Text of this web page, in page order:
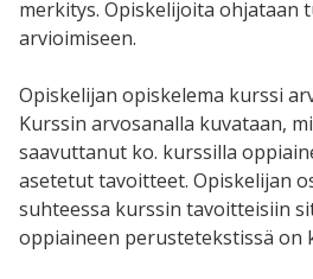
merkitys. Opiskelijoita ohjataan
arvioimiseen.
Opiskelijan opiskelema kurssi
Kurssin arvosanalla kuvataan,
saavuttanut ko. kurssilla
asetetut tavoitteet. Opiskelijan
suhteessa kurssin tavoitteisiin
oppiaineen perustetekstissä on